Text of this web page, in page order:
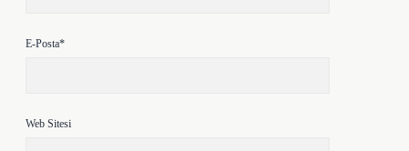
E-Posta*
Web Sitesi